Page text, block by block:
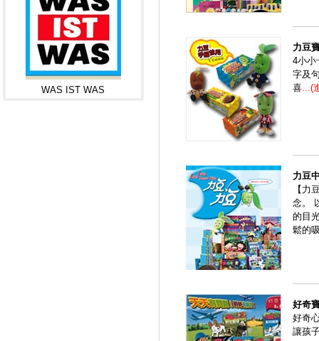
WAS IST WAS
力豆
4小小
字及
喜...(
力豆
【力
念。
的目
鬆的
好奇
好奇
讓孩